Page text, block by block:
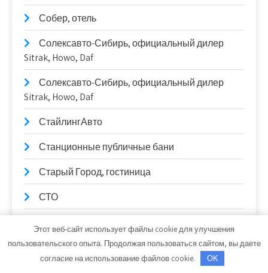
Собер, отель
Солексавто-Сибирь, официальный дилер
Sitrak, Howo, Daf
Солексавто-Сибирь, официальный дилер
Sitrak, Howo, Daf
СтайлингАвто
Станционные публичные бани
Старый Город, гостиница
СТО
Стройландия
Этот веб-сайт использует файлы cookie для улучшения
пользовательского опыта. Продолжая пользоваться сайтом, вы даете
согласие на использование файлов cookie.
OK